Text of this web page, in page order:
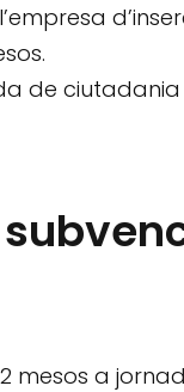
de ciutadania
mesos a